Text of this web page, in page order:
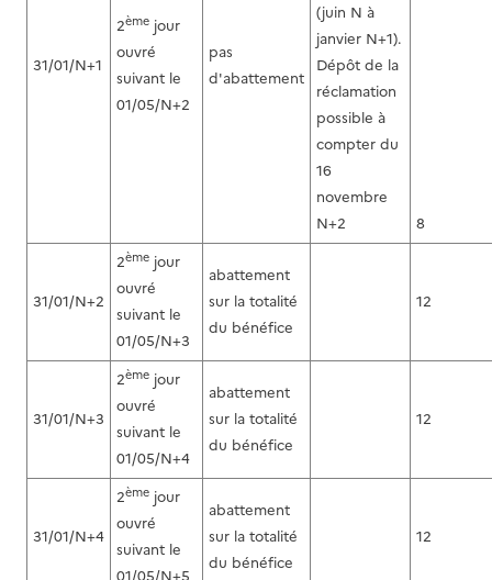
31/01/N+1
2ème jour
ouvré
suivant le
01/05/N+2
pas
d'abattement
(juin N à
janvier N+1).
Dépôt de la
réclamation
possible à
compter du
16
novembre
N+2
8
31/01/N+2
2ème jour
ouvré
suivant le
01/05/N+3
abattement
sur la totalité
du bénéfice
12
31/01/N+3
2ème jour
ouvré
suivant le
01/05/N+4
abattement
sur la totalité
du bénéfice
12
31/01/N+4
2ème jour
ouvré
suivant le
01/05/N+5
abattement
sur la totalité
du bénéfice
12